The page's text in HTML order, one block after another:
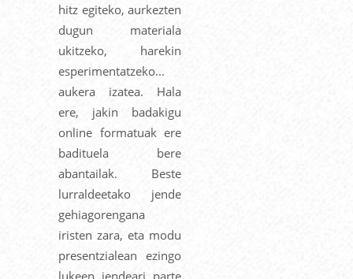
hitz egiteko, aurkezten
dugun materiala
ukitzeko, harekin
esperimentatzeko...
aukera izatea. Hala
ere, jakin badakigu
online formatuak ere
badituela bere
abantailak. Beste
lurraldeetako jende
gehiagorengana
iristen zara, eta modu
presentzialean ezingo
lukeen jendeari parte